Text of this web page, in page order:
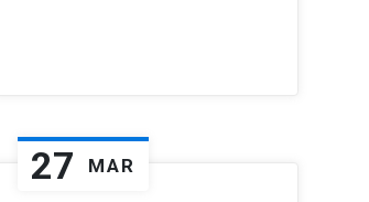
27 MAR